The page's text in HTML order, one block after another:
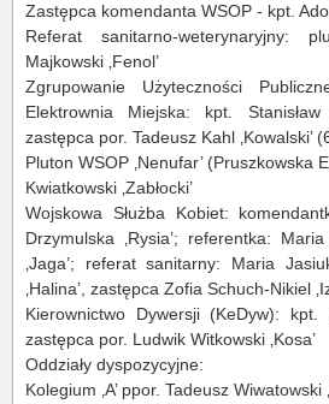
Zastępca komendanta WSOP - kpt.
Referat sanitarno-weterynaryjny:
Majkowski ‚Fenol’
Zgrupowanie Użyteczności
Elektrownia Miejska: kpt. Stanisław
zastępca por. Tadeusz Kahl ‚Kowalski’
Pluton WSOP ‚Nenufar’ (Pruszkowska
Kwiatkowski ‚Zabłocki’
Wojskowa Służba Kobiet:
Drzymulska ‚Rysia’; referentka:
‚Jaga’; referat sanitarny: Maria
‚Halina’, zastępca Zofia Schuch-Nikiel
Kierownictwo Dywersji (KeDyw): kpt.
zastępca por. Ludwik Witkowski ‚Kosa’
Oddziały dyspozycyjne:
Kolegium ‚A’ ppor. Tadeusz Wiwatowski